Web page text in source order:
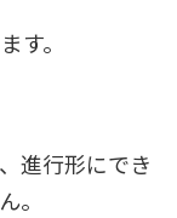
す。
進行形にでき
。